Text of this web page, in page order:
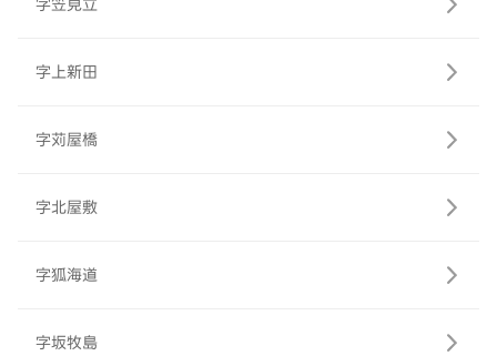
字上新田
字苅屋橋
字北屋敷
字狐海道
字坂牧島